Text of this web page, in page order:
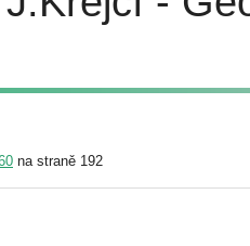
na straně 192